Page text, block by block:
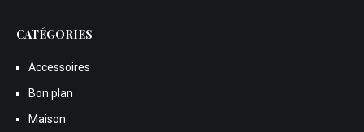
CATÉGORIES
Accessoires
Bon plan
Maison